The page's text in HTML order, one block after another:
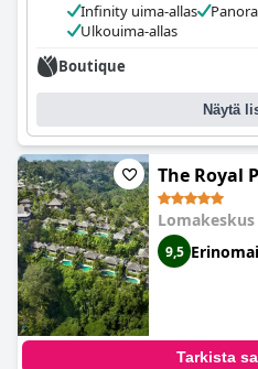
Infinity uima-allas
Ulkouima-allas
Boutique
Näytä
The Royal
Lomakeskus
9,5
Tarkista